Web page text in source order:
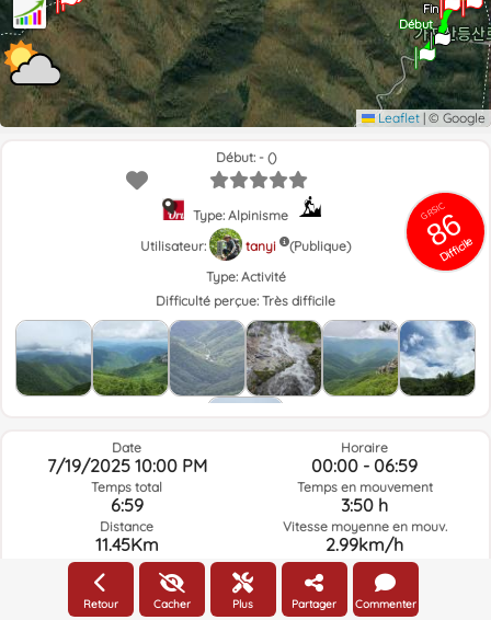
Début
Fin
Leaflet | © Google
GRSIC
86
Difficile
Début: - ()
Type: Alpinisme
Utilisateur:
tanyi
(Publique)
Type: Activité
Difficulté perçue: Très difficile
Date
7/19/2025 10:00 PM
Temps total
6:59
Distance
11.45Km
Altitude gagnée
1114m
Horaire
00:00 - 06:59
Temps en mouvement
3:50 h
Vitesse moyenne en mouv.
2.99km/h
Altitude perdue
1112.7m
Retour Cacher Plus Partager Commenter